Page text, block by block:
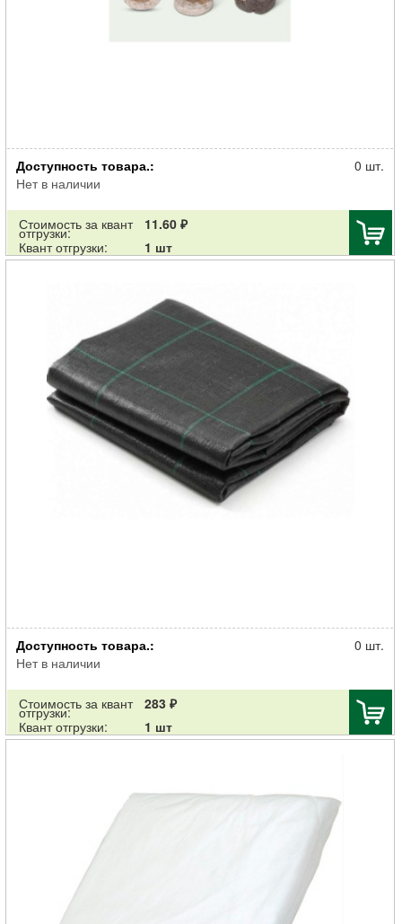
Торфотаблетка Джиффи для рассады d-41мм
Доступность товара.:
Нет в наличии
0 шт.
Стоимость за квант
отгрузки:
11.60 ₽
Квант отгрузки:
1 шт
Агроткань МегаПласт застилочная P-100г/м2 w-1,6м черный 5м
Доступность товара.:
Нет в наличии
0 шт.
Стоимость за квант
отгрузки:
283 ₽
Квант отгрузки:
1 шт